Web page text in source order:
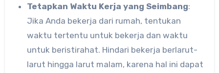
Tetapkan Waktu Kerja yang Seimbang:
Jika Anda bekerja dari rumah, tentukan
waktu tertentu untuk bekerja dan waktu
untuk beristirahat. Hindari bekerja berlarut-
larut hingga larut malam, karena hal ini dapat